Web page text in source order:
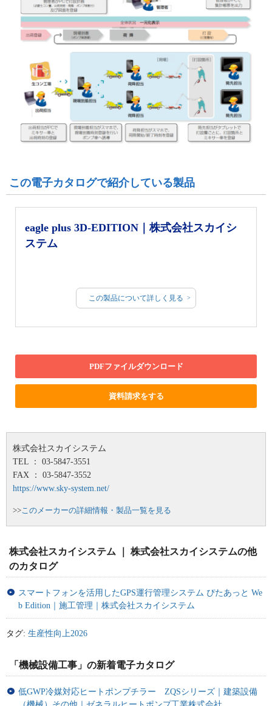
この電子カタログで紹介している製品
eagle plus 3D-EDITION｜株式会社スカイシ
ステム
この製品について詳しく見る
PDFファイルダウンロード
資料請求をする
株式会社スカイシステム
TEL ： 03-5847-3551
FAX ： 03-5847-3552
https://www.sky-system.net/
>>このメーカーの詳細情報・製品一覧を見る
株式会社スカイシステム ｜ 株式会社スカイシステムの他
のカタログ
スマートフォンを活用したGPS運行管理システム ぴたあっと We
b Edition｜施工管理｜株式会社スカイシステム
タグ: 生産性向上2026
「機械設備工事」の新着電子カタログ
低GWP冷媒対応ヒートポンプチラー ZQSシリーズ｜建築設備